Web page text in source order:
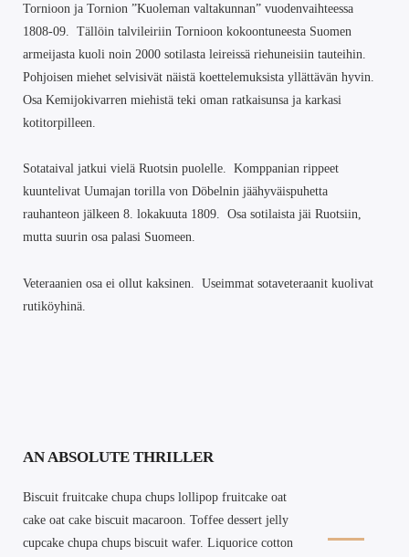
Tornioon ja Tornion ”Kuoleman valtakunnan” vuodenvaihteessa
1808-09. Tällöin talvileiriin Tornioon kokoontuneesta Suomen
armeijasta kuoli noin 2000 sotilasta leireissä riehuneisiin tauteihin.
Pohjoisen miehet selvisivät näistä koettelemuksista yllättävän hyvin.
Osa Kemijokivarren miehistä teki oman ratkaisunsa ja karkasi
kotitorpilleen.
Sotataival jatkui vielä Ruotsin puolelle. Komppanian rippeet
kuuntelivat Uumajan torilla von Döbelnin jäähyväispuhetta
rauhanteon jälkeen 8. lokakuuta 1809. Osa sotilaista jäi Ruotsiin,
mutta suurin osa palasi Suomeen.
Veteraanien osa ei ollut kaksinen. Useimmat sotaveteraanit kuolivat
rutiköyhinä.
AN ABSOLUTE THRILLER
Biscuit fruitcake chupa chups lollipop fruitcake oat
cake oat cake biscuit macaroon. Toffee dessert jelly
cupcake chupa chups biscuit wafer. Liquorice cotton